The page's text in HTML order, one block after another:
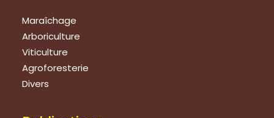
Maraîchage
Arboriculture
Viticulture
Agroforesterie
Divers